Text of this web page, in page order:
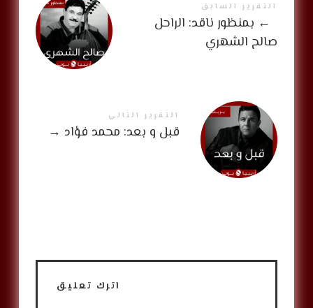
التقرير السابق
← بمنظور ناقد: الراحل
صالح الشهري
التقرير التالي
قبل و بعد: محمد فؤاد →
اترك تعليق